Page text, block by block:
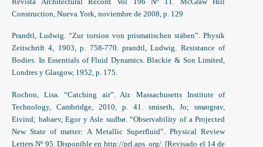
Construction, Nueva York, noviembre de 2008, p. 129.
Prandtl, Ludwig. “Zur torsion von prismatischen stäben”. Physik
Zeitschrift 4, 1903, p. 758-770. prandtl, Ludwig. Resistance of
Bodies. In Essentials of Fluid Dynamics. Blackie & Son Limited,
Londres y Glasgow, 1952, p. 175.
Rochon, Lisa. “Catching air”. Air. Massachusetts Institute of
Technology, Cambridge, 2010, p. 41. smiseth, Jo; smørgrav,
Eivind; babaev, Egor y Asle sudbø. “Observability of a Projected
New State of matter: A Metallic Superfluid”. Physical Review
Letters Nº 95. Disponible en http://prl.aps. org/. [Revisado el 14 de